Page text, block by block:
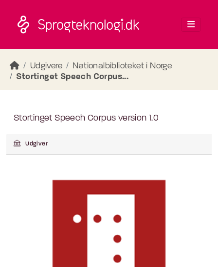
Udgivere
Nationalbiblioteket i Norge
Stortinget Speech Corpus...
Stortinget Speech Corpus version 1.0
Udgiver